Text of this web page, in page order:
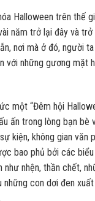
Halloween trên thế
năm trở lại đây và trở
nơi mà ở đó, người
với những gương mặt
một “Đêm hội
ấn trong lòng bạn bè
kiện, không gian văn
bao phủ bởi các
như nhện, thần chết,
những con dơi đen